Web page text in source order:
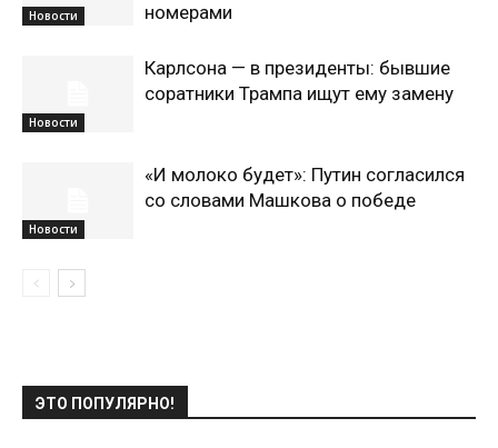
Новости
номерами
Новости
Карлсона — в президенты: бывшие
соратники Трампа ищут ему замену
Новости
«И молоко будет»: Путин согласился
со словами Машкова о победе
ЭТО ПОПУЛЯРНО!